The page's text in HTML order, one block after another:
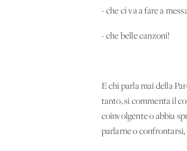
- che ci va a fare a
- che belle canzoni!
E chi parla mai della
tanto, si commenta il
coinvolgente o abbia
parlarne o confrontarsi,